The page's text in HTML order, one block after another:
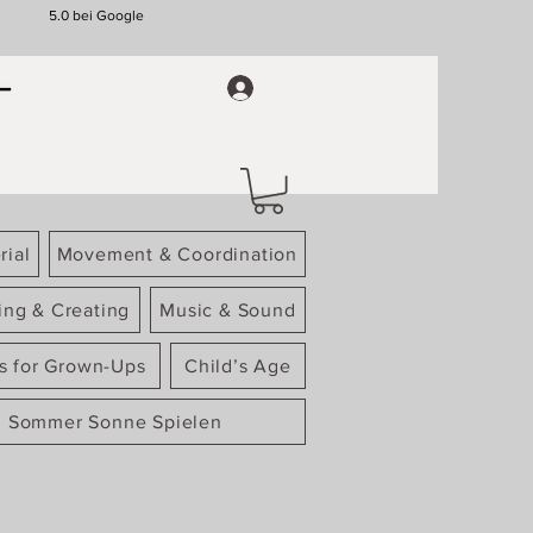
5.0 bei Google
Movement & Coordination
& Creating Music & Sound
for Grown-Ups Child’s Age
Sommer Sonne Spielen